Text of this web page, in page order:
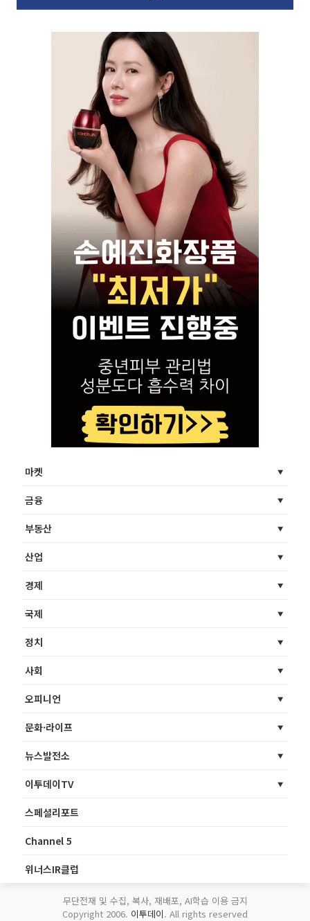
마켓
금융
부동산
산업
경제
국제
정치
사회
오피니언
문화·라이프
뉴스발전소
이투데이TV
스페셜리포트
Channel 5
위너스IR클럽
무단전재 및 수집, 복사, 재배포, AI학습 이용 금지
Copyright 2006. 이투데이. All rights reserved